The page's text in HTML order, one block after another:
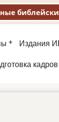
Издания
кадров